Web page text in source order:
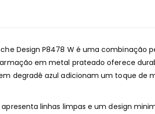
Design P8478 W é uma combinação
em metal prateado oferece
degradê azul adicionam um toque de
linhas limpas e um design